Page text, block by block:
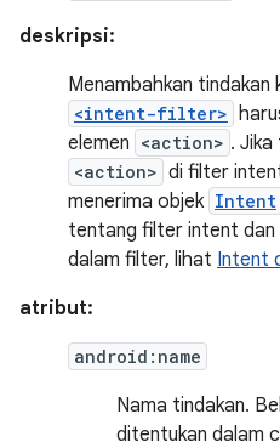
deskripsi:
Menambahkan
<intent-filter>
elemen <action> . Jika
<action> di filter
menerima objek Intent
tentang filter intent dan
dalam filter, lihat Intent
atribut:
android:name
Nama tindakan.
ditentukan dalam